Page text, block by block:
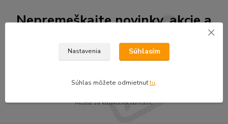
Nepremeškajte novinky, akcie a
Môžete sa kedykoľvek odhlásiť.
Nastavenia Súhlasím
Súhlas môžete odmietnuťtu.